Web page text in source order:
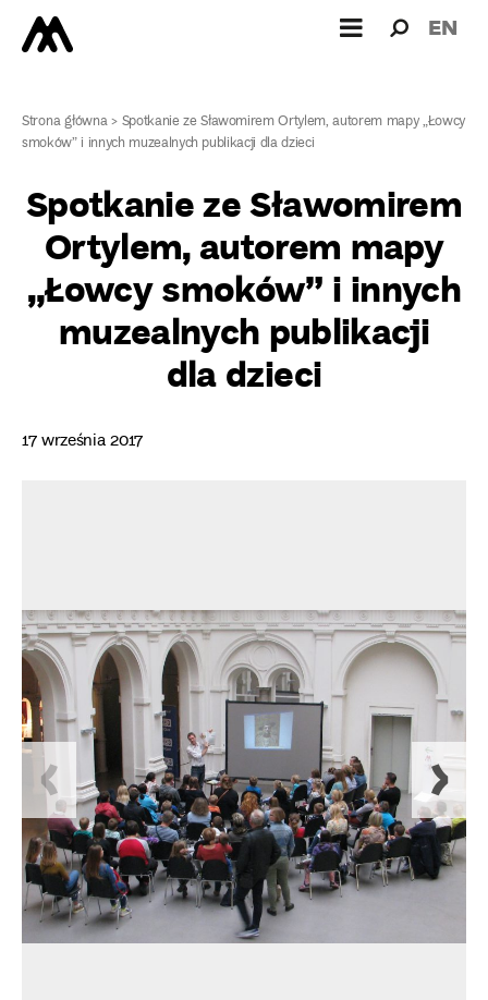
dla: EN
Strona główna>Spotkanie ze Sławomirem Ortylem, autorem mapy „Łowcy
smoków” i innych muzealnych publikacji dla dzieci
Spotkanie ze Sławomirem
Ortylem, autorem mapy
„Łowcy smoków” i innych
muzealnych publikacji
dla dzieci
17 września 2017